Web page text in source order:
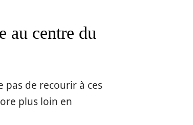
au centre du
pas de recourir à ces
plus loin en